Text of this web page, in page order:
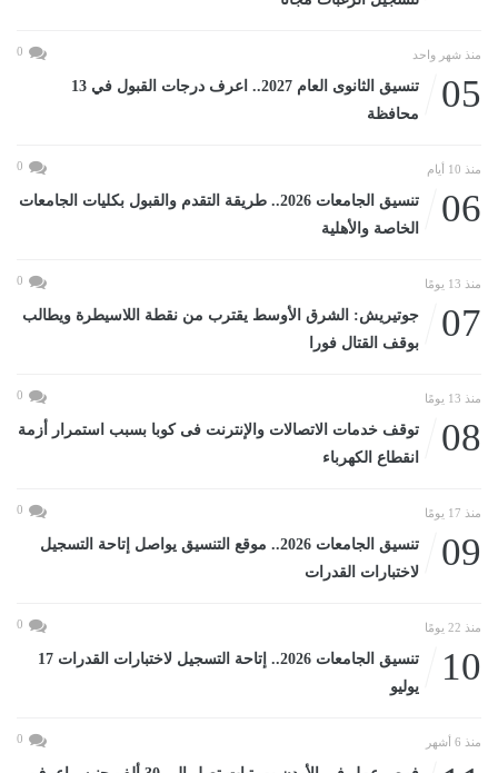
منذ شهر واحد 0
05
تنسيق الثانوى العام 2027.. اعرف درجات القبول في 13
محافظة
منذ 10 أيام 0
06
تنسيق الجامعات 2026.. طريقة التقدم والقبول بكليات الجامعات
الخاصة والأهلية
منذ 13 يومًا 0
07
جوتيريش: الشرق الأوسط يقترب من نقطة اللاسيطرة ويطالب
بوقف القتال فورا
منذ 13 يومًا 0
08
توقف خدمات الاتصالات والإنترنت فى كوبا بسبب استمرار أزمة
انقطاع الكهرباء
منذ 17 يومًا 0
09
تنسيق الجامعات 2026.. موقع التنسيق يواصل إتاحة التسجيل
لاختبارات القدرات
منذ 22 يومًا 0
10
تنسيق الجامعات 2026.. إتاحة التسجيل لاختبارات القدرات 17
يوليو
منذ 6 أشهر 0